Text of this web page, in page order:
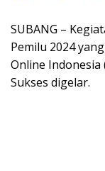
SUBANG –
Pemilu 2024
Online Indonesia
Sukses digelar.